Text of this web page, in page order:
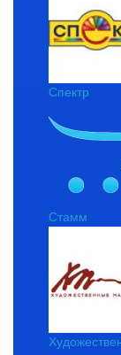
Спектр
Стамм